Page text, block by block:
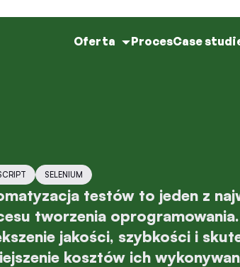
Oferta ProcesCase
SELENIUM
testów to jeden z
tworzenia
jakości, szybkości i
kosztów ich